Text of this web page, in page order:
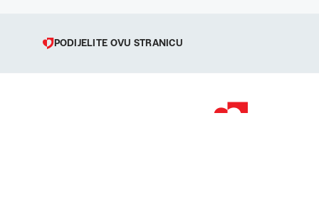
PODIJELITE OVU STRANICU